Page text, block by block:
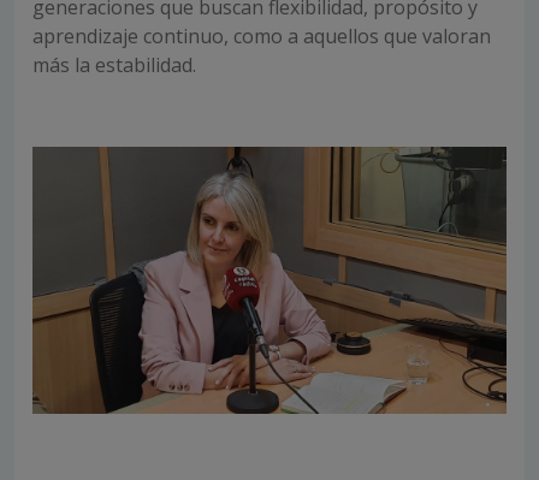
generaciones que buscan flexibilidad, propósito y
aprendizaje continuo, como a aquellos que valoran
más la estabilidad.